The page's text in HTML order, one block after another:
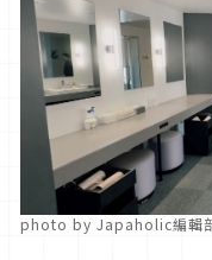
photo by Japaholic編輯